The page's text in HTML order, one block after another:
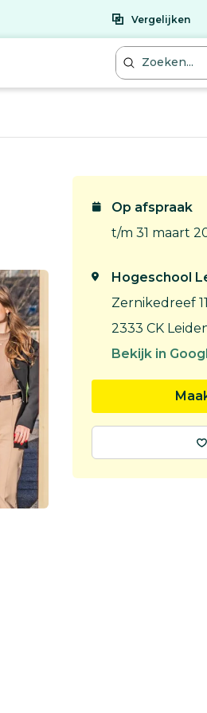
Vergelijken
Op afspraak
t/m 31 maart
Hogeschool
Zernikedreef 11
2333 CK
Bekijk in